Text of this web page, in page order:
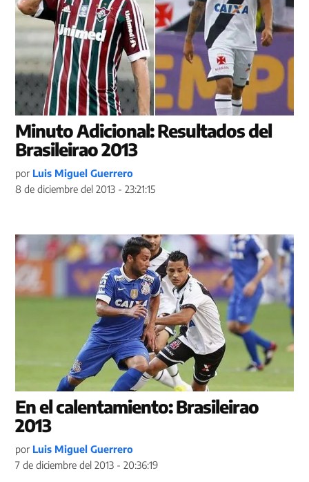
Minuto Adicional: Resultados del
Brasileirao 2013
por Luis Miguel Guerrero
8 de diciembre del 2013 - 23:21:15
En el calentamiento: Brasileirao
2013
por Luis Miguel Guerrero
7 de diciembre del 2013 - 20:36:19